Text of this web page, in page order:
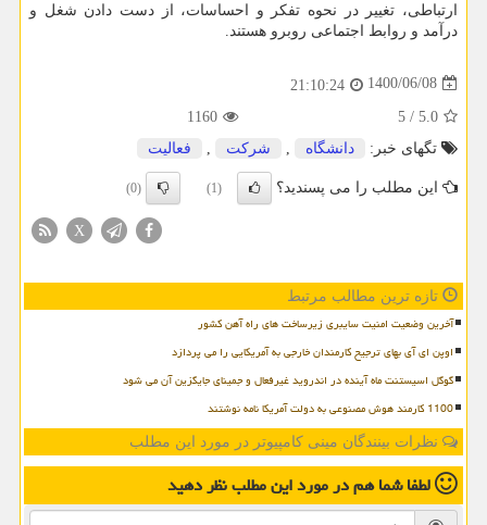
ارتباطی، تغییر در نحوه تفکر و احساسات، از دست دادن شغل و
درآمد و روابط اجتماعی روبرو هستند.
1400/06/08
21:10:24
5.0
/
5
1160
تگهای خبر:
دانشگاه شركت فعالیت
این مطلب را می پسندید؟ (1)
(0)
X
تازه ترین مطالب مرتبط
آخرین وضعیت امنیت سایبری زیرساخت های راه آهن کشور
اوپن ای آی بهای ترجیح کارمندان خارجی به آمریکایی را می پردازد
گوگل اسیستنت ماه آینده در اندروید غیرفعال و جمینای جایگزین آن می شود
1100 کارمند هوش مصنوعی به دولت آمریکا نامه نوشتند
نظرات بینندگان مینی کامپیوتر در مورد این مطلب
لطفا شما همدر مورد این مطلبنظر دهید